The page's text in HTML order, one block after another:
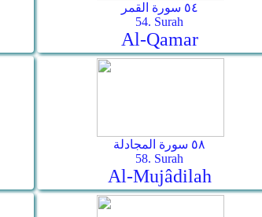
٥٤ سورة القمر
54. Surah
Al-Qamar
٥٨ سورة المجادلة
58. Surah
Al-Mujâdilah